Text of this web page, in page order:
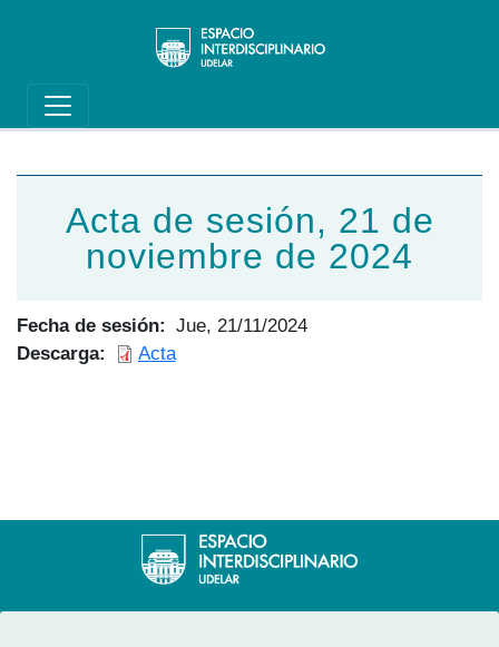
Main navigation
Acta de sesión, 21 de
noviembre de 2024
Fecha de sesión
Jue, 21/11/2024
Descarga
Acta